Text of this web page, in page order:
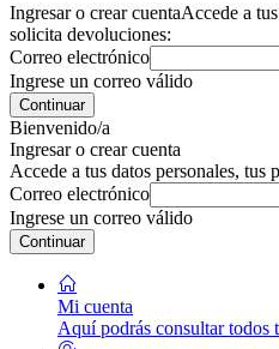
Ingresar o crear cuentaAccede a
solicita devoluciones:
Correo electrónico
Ingrese un correo válido
Continuar
Bienvenido/a
Ingresar o crear cuenta
Accede a tus datos personales,
Correo electrónico
Ingrese un correo válido
Continuar
Mi cuenta
Aquí podrás consultar todos